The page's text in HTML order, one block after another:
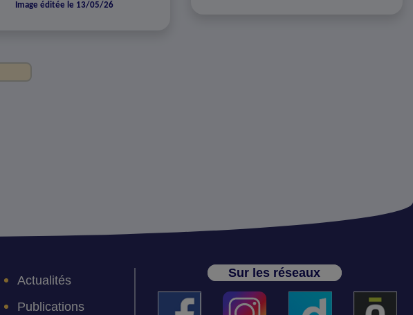
Image éditée le 13/05/26
Actualités
Publications
Sur les réseaux